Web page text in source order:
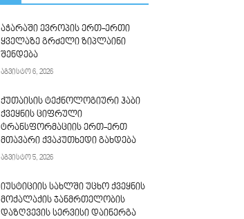
აჭარაში ევროპის ერთ-ერთი
ყველაზე გრძელი ზიპლაინი
შენდება
აგვისტო 6, 2026
ქუთაისის ტექნოლოგიური ჰაბი
ქვეყნის ციფრული
ტრანსფორმაციის ერთ-ერთ
მთავარი ქვაკუთხედი გახდება
აგვისტო 5, 2026
იუსტიციის სახლში უცხო ქვეყნის
მოქალაქის ჯანმრთელობის
დაზღვევის სერვისი დაინერგა